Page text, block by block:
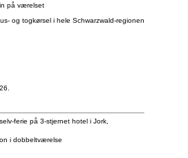
på værelset
og togkørsel i hele Schwarzwald-regionen
ferie på 3-stjernet hotel i Jork,
i dobbeltværelse